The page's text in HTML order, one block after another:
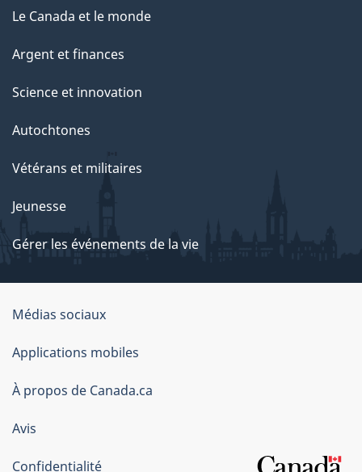
Le Canada et le monde
Argent et finances
Science et innovation
Autochtones
Vétérans et militaires
Jeunesse
Gérer les événements de la vie
Organisation
du
gouvernement
du
Canada
Médias sociaux
Applications mobiles
À propos de Canada.ca
Avis
Confidentialité